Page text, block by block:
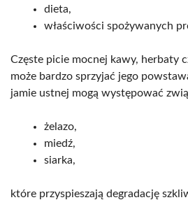
dieta,
właściwości spożywanych
Częste picie mocnej kawy, herbaty
może bardzo sprzyjać jego
jamie ustnej mogą występować
żelazo,
miedź,
siarka,
które przyspieszają degradację